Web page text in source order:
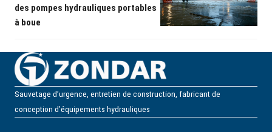
des pompes hydrauliques portables
à boue
Sauvetage d’urgence, entretien de construction, fabricant de
conception d’équipements hydrauliques